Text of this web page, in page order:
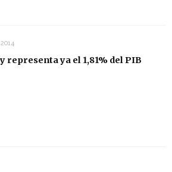
representa ya el 1,81% del PIB